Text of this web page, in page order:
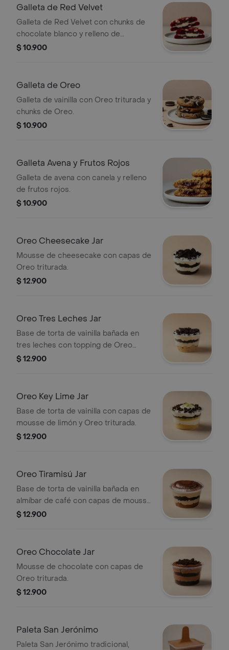
Galleta de Red Velvet
Galleta de Red Velvet con chunks de
chocolate blanco y relleno de
Cheesecake.
$ 10.900
Galleta de Oreo
Galleta de vainilla con Oreo triturada y
chunks de Oreo.
$ 10.900
Galleta Avena y Frutos Rojos
Galleta de avena con canela y relleno
de frutos rojos.
$ 10.900
Oreo Cheesecake Jar
Mousse de cheesecake con capas de
Oreo triturada.
$ 12.900
Oreo Tres Leches Jar
Base de torta de vainilla bañada en
tres leches con topping de Oreo
triturada.
$ 12.900
Oreo Key Lime Jar
Base de torta de vainilla con capas de
mousse de limón y Oreo triturada.
$ 12.900
Oreo Tiramisú Jar
Base de torta de vainilla bañada en
almíbar de café con capas de mousse
de tiramisú y Oreo.
$ 12.900
Oreo Chocolate Jar
Mousse de chocolate con capas de
Oreo triturada.
$ 12.900
Paleta San Jerónimo
Paleta San Jerónimo tradicional,